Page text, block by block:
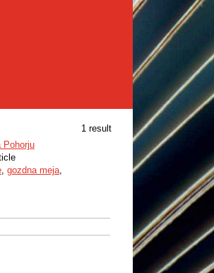
1 result
Pohorju
, gozdna meja,